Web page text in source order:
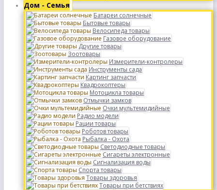
Дом - Семья
Батареи солнечные
Бытовые товары
Велосипеда товары
Газовое оборудование
Другие товары
Зоотовары
Измерители-контролеры
Инструменты сада
Картинг запчасти
Квадрокоптеры
Мотоцикла товары
Отмычки замков
Очки мультемидийные
Радио модели
Рации товары
Роботов товары
Рыбалка - Охота
Светодиодные товары
Сигареты электронные
Сигнализация воды
Спорта товары
Товары здоровья
Товары при бетствиях